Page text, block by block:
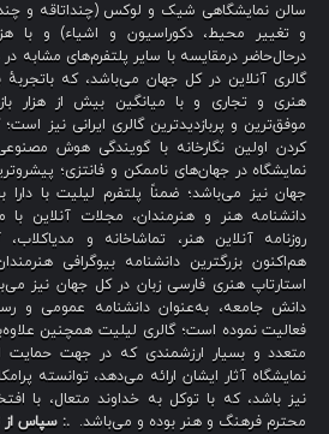
سالن نمایشگاهی شیک و لوکس (چنداتاقه و
و تغییر محیط، دکوراسیون و اشیاء) و با
درحال‌حاضر درمقایسه با سایر پلتفرم‌های مشابه
هنری و تجاری و با میانگین بیش از هزار
موفق‌ترین و پربازدیدترین گالری ایرانی نیز
کردن اولین نگارخانه با گویندگی هوش
نمایشگاه در جهان‌های ناممکن و فانتزی؛
جهان نیز می‌باشد؛ ضمناً پلتفرم لیلیت با
دانشنامه هنر و هنرمندان، مجلات آنلاین
روزنامه آنلاین هنر، تماشاخانه و
هم‌اکنون بزرگترین دانشنامه بیوگرافی
استارتاپ هنری فارسی زبان در کل جهان نیز
دانش جامعه، به‌عنوان دانشنامه عمومی و
فعالیت نموده است؛ گالری لیلیت همچنین
متعدد و بسیار ارزشمندی که در جهت حمایت از
نمایشگاه آثار ایشان ارائه می‌دهد، توانسته
نیز باشد، که با توکل به خداوند متعال، با
محترم فرهنگ و هنر بوده و می‌باشد. .: سپاس از